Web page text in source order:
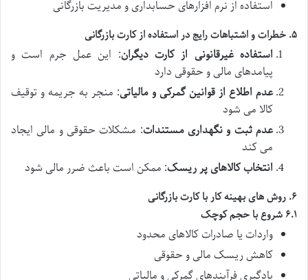
استفاده از نرم افزارهای حسابداری و مدیریت بازرگانی
۵. خطرات و اشتباهات رایج در استفاده از کارت بازرگانی
استفاده غیرقانونی از کارت دیگران: این عمل جرم است و
پیامدهای مالی و حقوقی دارد
عدم اطلاع از قوانین گمرکی و مالیاتی: منجر به جریمه و توقیف
کالا می شود
عدم ثبت و نگهداری مستندات: مشکلات حقوقی و مالی ایجاد
می کند
انتخاب کالاهای پر ریسک: ممکن است باعث ضرر مالی شود
۶. روش های بهینه کار با کارت بازرگانی
۶.۱ شروع با حجم کوچک
واردات یا صادرات کالاهای محدود
کاهش ریسک مالی و حقوقی
یادگیری فرآیندهای گمرکی و مالیاتی